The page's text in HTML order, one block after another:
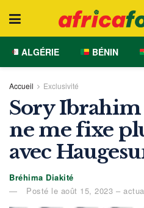
ALGÉRIE BÉNIN
Accueil Exclusivité
Sory Ibrahim
ne me fixe
avec
Bréhima Diakité
Posté le août 15, 2023 –